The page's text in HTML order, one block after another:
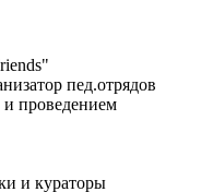
пед.отрядов
и проведением
и кураторы